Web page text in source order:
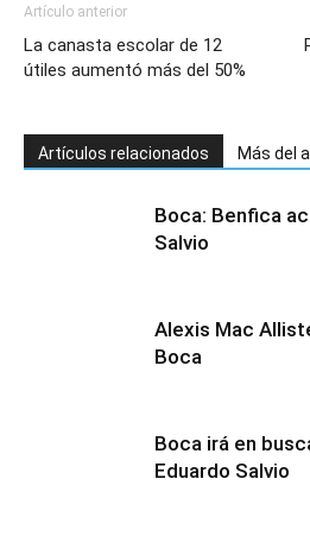
Artículo anterior
La canasta escolar de 12
útiles aumentó más del 50%
Artículos relacionados Más del
Boca: Benfica
Salvio
Alexis Mac
Boca
Boca irá en
Eduardo Salvio